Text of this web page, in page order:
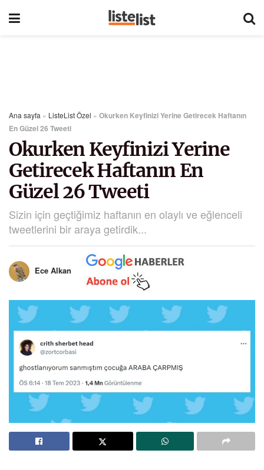
Ana sayfa » ListeList Özel » Okurken Keyfinizi Yerine Getirecek Haftanın
En Güzel 26 Tweeti
Okurken Keyfinizi Yerine
Getirecek Haftanın En
Güzel 26 Tweeti
Sizin için geçtiğimiz haftanın en olaylı ve eğlenceli
tweetlerini bir araya getirdik...
Ece Alkan